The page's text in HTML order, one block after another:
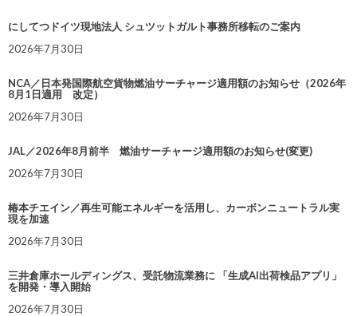
にしてつドイツ現地法人 シュツットガルト事務所移転のご案内
2026年7月30日
NCA／日本発国際航空貨物燃油サーチャージ適用額のお知らせ（2026年
8月1日適用 改定）
2026年7月30日
JAL／2026年8月前半 燃油サーチャージ適用額のお知らせ(変更)
2026年7月30日
椿本チエイン／再生可能エネルギーを活用し、カーボンニュートラル実
現を加速
2026年7月30日
三井倉庫ホールディングス、受託物流業務に 「生成AI出荷検品アプリ」
を開発・導入開始
2026年7月30日